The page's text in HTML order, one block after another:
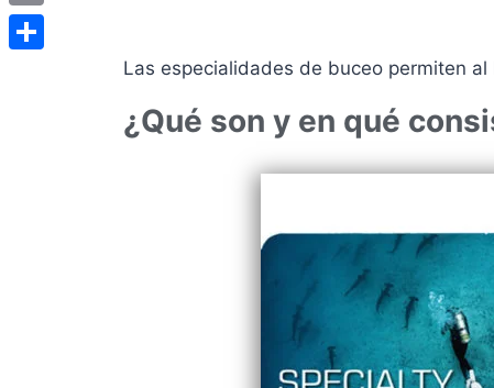
Las especialidades de buceo permiten
¿Qué son y en qué
Email